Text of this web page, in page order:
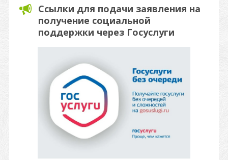
Ссылки для подачи заявления на
получение социальной
поддержки через Госуслуги